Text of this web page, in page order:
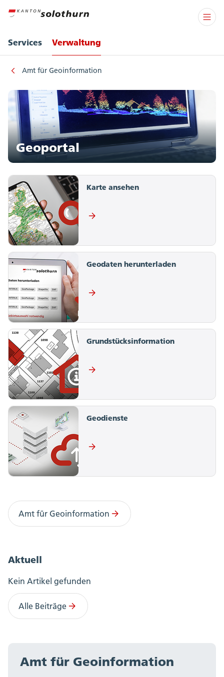
Services Verwaltung
Amt für Geoinformation
Geoportal
Karte ansehen
Geodaten herunterladen
Grundstücksinformation
Geodienste
Amt für Geoinformation
Aktuell
Kein Artikel gefunden
Alle Beiträge
Amt für Geoinformation